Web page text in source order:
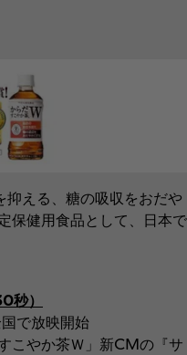
える、糖の吸収をおだや
保健用食品として、日本で
秒）
で放映開始
こやか茶Ｗ」新CMの『サ